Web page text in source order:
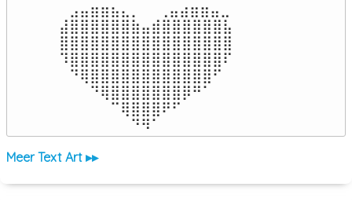
⠀⣠⣤⣶⣶⣦⣄⡀  ⠀⢀⣤⣴⣶⣶⣤⣀⠀
⣼⣿⣿⣿⣿⣿⣿⣷⣤⣾⣿⣿⣿⣿⣿⣿⣧
⣿⣿⣿⣿⣿⣿⣿⣿⣿⣿⣿⣿⣿⣿⣿⣿⣿
⠹⣿⣿⣿⣿⣿⣿⣿⣿⣿⣿⣿⣿⣿⣿⣿⠏
⠀⠙⢿⣿⣿⣿⣿⣿⣿⣿⣿⣿⣿⣿⣿⠋⠀
⠀⠀⠀⠙⢿⣿⣿⣿⣿⣿⣿⣿⡿⠛⠁⠀⠀
⠀⠀⠀⠀⠀⠉⢿⣿⣿⣿⠟⠋⠀⠀⠀⠀⠀
⠀⠀⠀⠀⠀⠀⠀⠙⠻⠁⠀⠀⠀⠀⠀⠀⠀⠀⠀⠀⠀⠀⠀
Meer Text Art ▸▸